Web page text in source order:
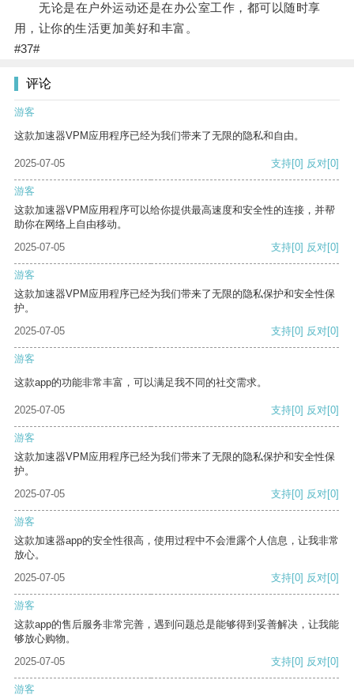
无论是在户外运动还是在办公室工作，都可以随时享
用，让你的生活更加美好和丰富。
#37#
评论
游客
这款加速器VPM应用程序已经为我们带来了无限的隐私和自由。
2025-07-05 支持[0] 反对[0]
游客
这款加速器VPM应用程序可以给你提供最高速度和安全性的连接，并帮
助你在网络上自由移动。
2025-07-05
支持[0] 反对[0]
游客
这款加速器VPM应用程序已经为我们带来了无限的隐私保护和安全性保
护。
2025-07-05
支持[0] 反对[0]
游客
这款app的功能非常丰富，可以满足我不同的社交需求。
2025-07-05 支持[0] 反对[0]
游客
这款加速器VPM应用程序已经为我们带来了无限的隐私保护和安全性保
护。
2025-07-05
支持[0] 反对[0]
游客
这款加速器app的安全性很高，使用过程中不会泄露个人信息，让我非常
放心。
2025-07-05
支持[0] 反对[0]
游客
这款app的售后服务非常完善，遇到问题总是能够得到妥善解决，让我能
够放心购物。
2025-07-05
支持[0] 反对[0]
游客